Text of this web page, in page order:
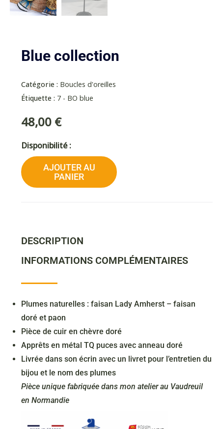
Blue collection
Catégorie : Boucles d'oreilles
Étiquette : 7 - BO blue
48,00 €
Disponibilité :
quantité
de
Blue
collection
AJOUTER AU
PANIER
DESCRIPTION
INFORMATIONS COMPLÉMENTAIRES
Plumes naturelles : faisan Lady Amherst – faisan
doré et paon
Pièce de cuir en chèvre doré
Apprêts en métal TQ puces avec anneau doré
Livrée dans son écrin avec un livret pour l’entretien du
bijou et le nom des plumes
Pièce unique fabriquée dans mon atelier au Vaudreuil
en Normandie